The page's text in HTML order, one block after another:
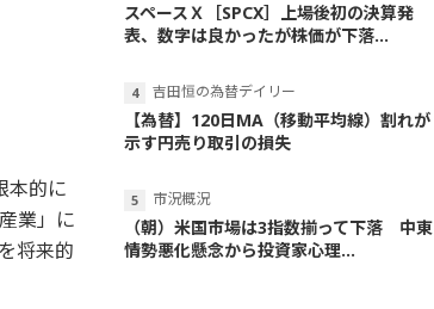
本的に
業」に
将来的
スペースＸ［SPCX］上場後初の決算発
表、数字は良かったが株価が下落...
吉田恒の為替デイリー
【為替】120日MA（移動平均線）割れが
示す円売り取引の損失
市況概況
（朝）米国市場は3指数揃って下落 中東
情勢悪化懸念から投資家心理...